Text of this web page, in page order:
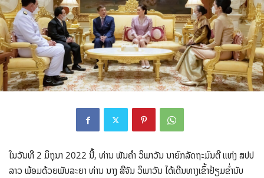
ໃນວັນທີ 2 ມິຖຸນາ 2022 ນີ້, ທ່ານ ພັນຄຳ ວິພາວັນ ນາຍົກລັດຖະມົນຕີ ແຫ່ງ ສປປ
ລາວ ພ້ອມດ້ວຍພັນລະຍາ ທ່ານ ນາງ ສີຈັນ ວິພາວັນ ໄດ້ເດີນທາງເຂົ້າຢ້ຽມຂ່ຳນັບ